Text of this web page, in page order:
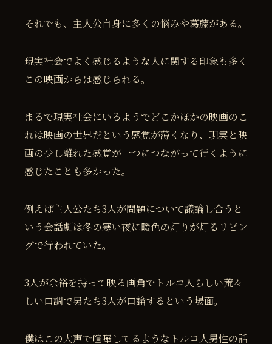
それでも、主人公自身に多くの悩みや葛藤がある。
現実社会でよく感じるような人に関する印象も多く
この映画からは感じられる。
まるで現実社会にいるようでどこかほかの映画のこ
れは映画の世界だという感覚が薄くなり、現実と映
画の少し離れた感覚が一つにつながって行くように
感じたことも多かった。
例えば主人公たち3人が問題について議論し合うと
いう会話劇は冬の寒い夜に暖色の灯りが灯るリビン
グで行われていた。
3人が余裕を持って映る画角でトルコ人らしい荒々
しい口調で男たち3人が口論するという場面。
僕はこの大声で喧嘩してるようなトルコ人男性の話